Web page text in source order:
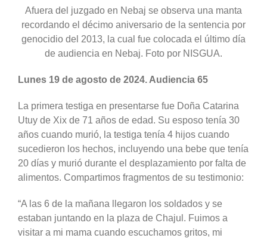
Afuera del juzgado en Nebaj se observa una manta
recordando el décimo aniversario de la sentencia por
genocidio del 2013, la cual fue colocada el último día
de audiencia en Nebaj. Foto por NISGUA.
Lunes 19 de agosto de 2024. Audiencia 65
La primera testiga en presentarse fue Doña Catarina
Utuy de Xix de 71 años de edad. Su esposo tenía 30
años cuando murió, la testiga tenía 4 hijos cuando
sucedieron los hechos, incluyendo una bebe que tenía
20 días y murió durante el desplazamiento por falta de
alimentos. Compartimos fragmentos de su testimonio:
“A las 6 de la mañana llegaron los soldados y se
estaban juntando en la plaza de Chajul. Fuimos a
visitar a mi mama cuando escuchamos gritos, mi